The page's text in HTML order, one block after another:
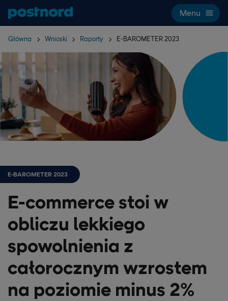
Hoppa över navigering och sök
Menu
Główna Wnioski Raporty E-BAROMETER 2023
E-BAROMETER 2023
E-commerce stoi w
obliczu lekkiego
spowolnienia z
całorocznym wzrostem
na poziomie minus 2%